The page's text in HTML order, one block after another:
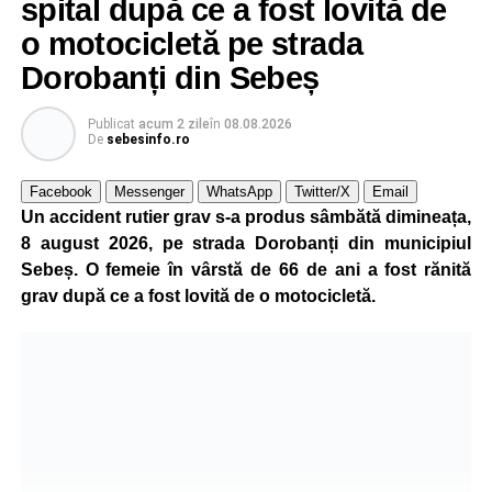
„Pentru noi, fiecare viață contează!” , au transmis
reprezentanții ISU Alba.
Urmărește-ne pe Google News
Ultimele știri din Sebeș
spital după ce a fost lovită de
o motocicletă pe strada
Dorobanți din Sebeș
Publicat acum 2 zileîn 08.08.2026
De sebesinfo.ro
Facebook Messenger WhatsApp Twitter/X Email
Un accident rutier grav s-a produs sâmbătă dimineața,
8 august 2026, pe strada Dorobanți din municipiul
Sebeș. O femeie în vârstă de 66 de ani a fost rănită
grav după ce a fost lovită de o motocicletă.